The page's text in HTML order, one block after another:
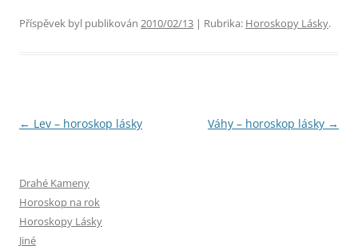
Příspěvek byl publikován 2010/02/13 | Rubrika: Horoskopy Lásky.
Navigace
← Lev – horoskop lásky Váhy – horoskop lásky →
Drahé Kameny
Horoskop na rok
Horoskopy Lásky
Jiné